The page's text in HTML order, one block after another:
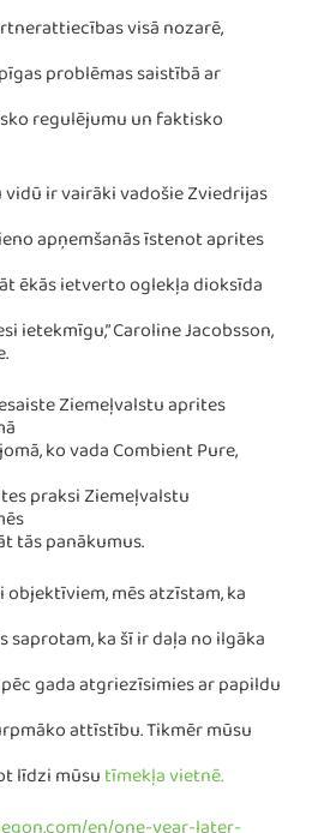
visā nozarē,
problēmas saistībā ar
regulējumu un faktisko
vidū ir vairāki vadošie Zviedrijas
apņemšanās īstenot aprites
ēkās ietverto oglekļa dioksīda
ietekmīgu,” Caroline Jacobsson,
Ziemeļvalstu aprites
ko vada Combient Pure,
praksi Ziemeļvalstu
tās panākumus.
mēs atzīstam, ka
ka šī ir daļa no ilgāka
gada atgriezīsimies ar papildu
attīstību. Tikmēr mūsu
līdzi mūsutīmekļa vietnē.